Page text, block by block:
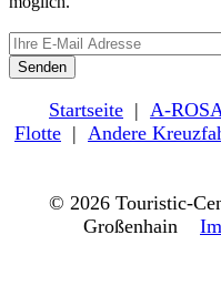
Startseite | A-
Flotte | Andere
© 2026 Touristic-
Großenhain